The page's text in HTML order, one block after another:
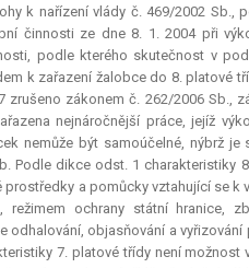
k nařízení vlády č. 469/2002 Sb.,
činnosti ze dne 8. 1. 2004 při
podle kterého skutečnost v
k zařazení žalobce do 8. platové
zákonem č. 262/2006 Sb.,
nejnáročnější práce, jejíž
nemůže být samoúčelné, nýbrž
Podle dikce odst. 1 charakteristiky
a pomůcky vztahující se k
ochrany státní hranice,
objasňování a vyřizování
7. platové třídy není možnost